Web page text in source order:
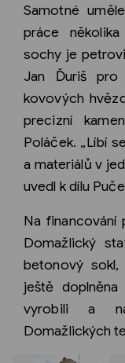
Samotné
práce
sochy je
Jan Ďuriš pro
kovových
precizní
Poláček. „Líbí
a materiálů v
uvedl k dílu
Na
Domažlický
betonový
ještě
vyrobili a
Domažlických